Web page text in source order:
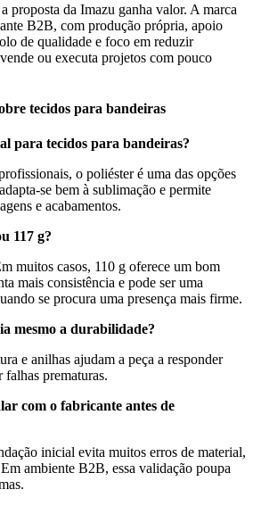
proposta da Imazu ganha valor. A marca
B2B, com produção própria, apoio
de qualidade e foco em reduzir
ou executa projetos com pouco
tecidos para bandeiras
para tecidos para bandeiras?
o poliéster é uma das opções
se bem à sublimação e permite
e acabamentos.
117 g?
muitos casos, 110 g oferece um bom
mais consistência e pode ser uma
se procura uma presença mais firme.
mesmo a durabilidade?
e anilhas ajudam a peça a responder
prematuras.
com o fabricante antes de
inicial evita muitos erros de material,
ambiente B2B, essa validação poupa